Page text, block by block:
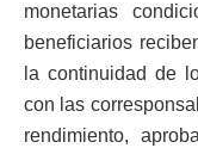
monetarias
beneficiarios
la continuidad de
con las
rendimiento,